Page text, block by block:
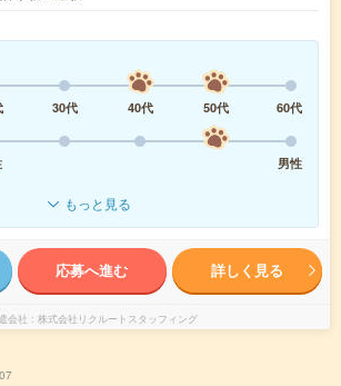
30代 40代 50代
60代
男性
もっと見る
応募へ進む 詳しく見る
会社 株式会社リクルートスタッフィング